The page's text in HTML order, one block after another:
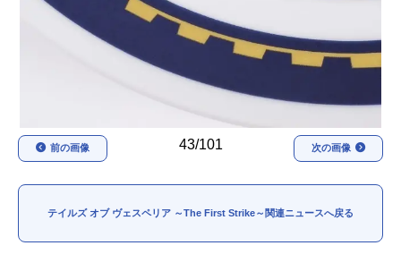
FOLLOW US
43/101
前の画像 次の画像
テイルズ オブ ヴェスペリア ～The First Strike～関連ニュースへ戻る